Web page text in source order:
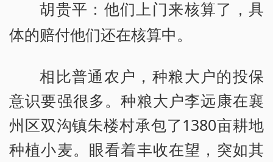
胡贵平：他们上门来核算了，具
体的赔付他们还在核算中。
相比普通农户，种粮大户的投保
意识要强很多。种粮大户李远康在襄
州区双沟镇朱楼村承包了1380亩耕地
种植小麦。眼看着丰收在望，突如其